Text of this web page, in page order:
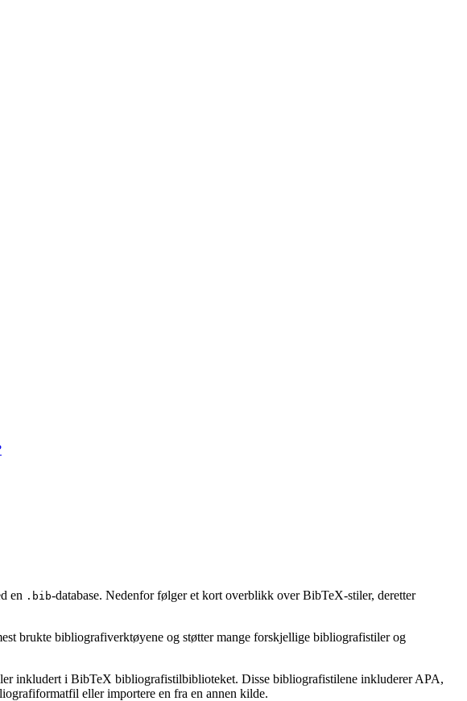
en .bib-database. Nedenfor følger et kort overblikk over BibTeX-stiler, deretter
brukte bibliografiverktøyene og støtter mange forskjellige bibliografistiler og
inkludert i BibTeX bibliografistilbiblioteket. Disse bibliografistilene inkluderer APA,
eller importere en fra en annen kilde.